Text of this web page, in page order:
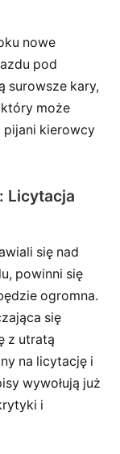
nowe
pod
surowsze kary,
może
pijani kierowcy
Licytacja
się nad
powinni się
ogromna.
się
z utratą
na licytację i
wywołują już
i